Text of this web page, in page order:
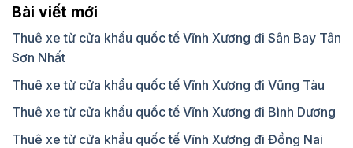
Bài viết mới
Thuê xe từ cửa khẩu quốc tế Vĩnh Xương đi Sân Bay Tân
Sơn Nhất
Thuê xe từ cửa khẩu quốc tế Vĩnh Xương đi Vũng Tàu
Thuê xe từ cửa khẩu quốc tế Vĩnh Xương đi Bình Dương
Thuê xe từ cửa khẩu quốc tế Vĩnh Xương đi Đồng Nai